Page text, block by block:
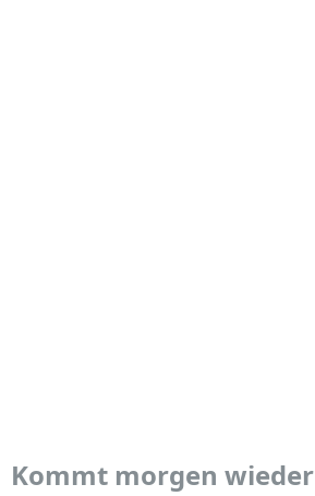
Kommt morgen wieder